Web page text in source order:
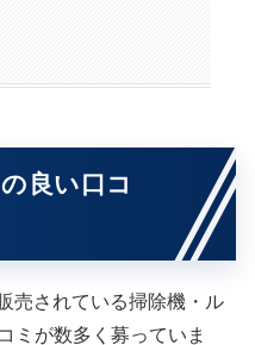
良い口コ
売されている掃除機・ル
ミが数多く募っていま